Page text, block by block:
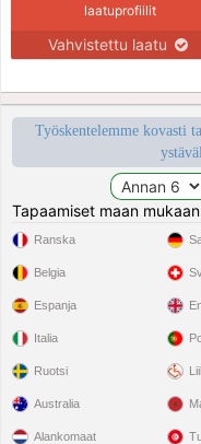
laatuprofiilit
Vahvistettu laatu
Työskentelemme kovasti
Tapaamiset maan mukaan
Ranska
Belgia
Espanja
Italia
Ruotsi
Australia
Alankomaat